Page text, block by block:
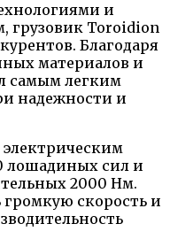
и
грузовик Toroidion
Благодаря
материалов и
самым легким
надежности и
лошадиных сил и
2000 Нм.
громкую скорость и